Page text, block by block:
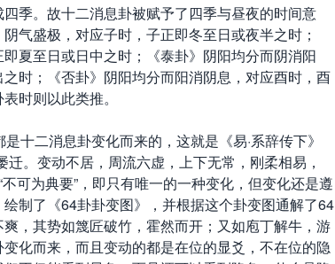
季。故十二消息卦被赋予了四季与昼夜的时间意
气盛极，对应子时，子正即冬至日或夜半之时；
夏至日或日中之时；《泰卦》阴阳均分而阴消阳
时；《否卦》阴阳均分而阳消阴息，对应酉时，酉
时则以此类推。
二消息卦变化而来的，这就是《易·系辞传下》
。变动不居，周流六虚，上下无常，刚柔相易，
可为典要”，即只有唯一的一种变化，但变化还是遵
制了《64卦卦变图》，并根据这个卦变图通解了64
，其势如篾匠破竹，霍然而开；又如庖丁解牛，游
化而来，而且变动的都是在位的显爻，不在位的隐